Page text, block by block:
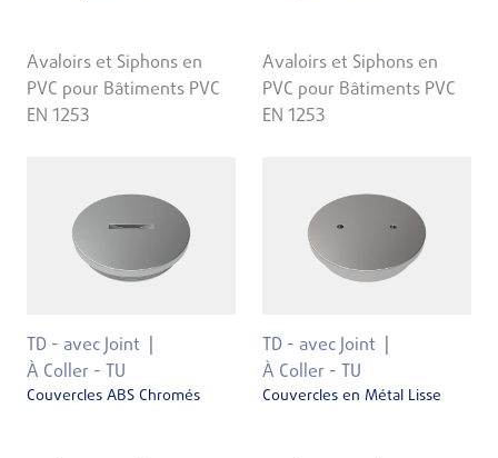
Avaloirs et Siphons en
PVC pour Bâtiments PVC
EN 1253
Avaloirs et Siphons en
PVC pour Bâtiments PVC
EN 1253
TD - avec Joint
À Coller - TU
Couvercles ABS Chromés
TD - avec Joint
À Coller - TU
Couvercles en Métal Lisse